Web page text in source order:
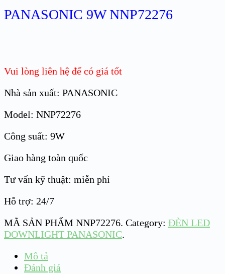
PANASONIC 9W NNP72276
Vui lòng liên hệ để có giá tốt
Nhà sản xuất: PANASONIC
Model: NNP72276
Công suất: 9W
Giao hàng toàn quốc
Tư vấn kỹ thuật: miễn phí
Hỗ trợ: 24/7
MÃ SẢN PHẨM NNP72276. Category: ĐÈN LED
DOWNLIGHT PANASONIC.
Mô tả
Đánh giá